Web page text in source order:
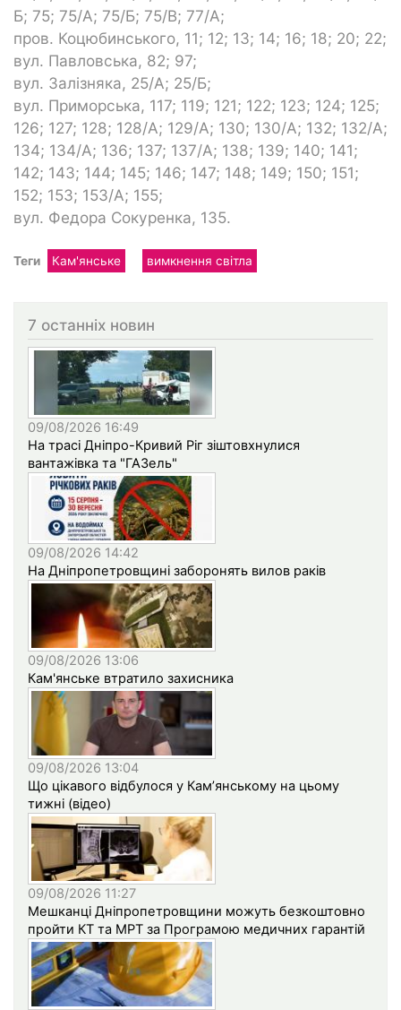
Б; 75; 75/А; 75/Б; 75/В; 77/А;
пров. Коцюбинського, 11; 12; 13; 14; 16; 18; 20; 22;
вул. Павловська, 82; 97;
вул. Залізняка, 25/А; 25/Б;
вул. Приморська, 117; 119; 121; 122; 123; 124; 125;
126; 127; 128; 128/А; 129/А; 130; 130/А; 132; 132/А;
134; 134/А; 136; 137; 137/А; 138; 139; 140; 141;
142; 143; 144; 145; 146; 147; 148; 149; 150; 151;
152; 153; 153/А; 155;
вул. Федора Сокуренка, 135.
Теги Кам'янське вимкнення світла
7 останніх новин
09/08/2026 16:49
На трасі Дніпро-Кривий Ріг зіштовхнулися
вантажівка та "ГАЗель"
09/08/2026 14:42
На Дніпропетровщині заборонять вилов раків
09/08/2026 13:06
Кам'янське втратило захисника
09/08/2026 13:04
Що цікавого відбулося у Кам’янському на цьому
тижні (відео)
09/08/2026 11:27
Мешканці Дніпропетровщини можуть безкоштовно
пройти КТ та МРТ за Програмою медичних гарантій